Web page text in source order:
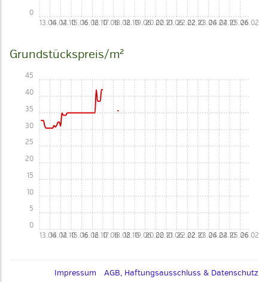
13.0614.0214.1015.0616.0216.1017.0618.0218.1019.0620.0220.1021.0622.0222.1023.0624.0224.1025.0626.02
0
Grundstückspreis/m²
13.0614.0214.1015.0616.0216.1017.0618.0218.1019.0620.0220.1021.0622.0222.1023.0624.0224.1025.0626.02
0
5
10
15
20
25
30
35
40
45
Impressum AGB, Haftungsausschluss & Datenschutz